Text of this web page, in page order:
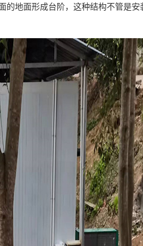
的地面形成台阶，这种结构不管是